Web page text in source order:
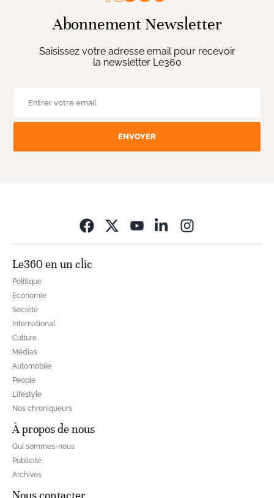
Abonnement Newsletter
Saisissez votre adresse email pour recevoir
la newsletter Le360
ENVOYER
Le360 en un clic
Politique
Economie
Société
International
Culture
Médias
Automobile
People
Lifestyle
Nos chroniqueurs
À propos de nous
Qui sommes-nous
Publicité
Archives